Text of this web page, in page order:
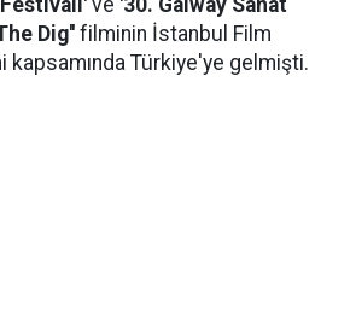
Dig'' filminin İstanbul Film
Türkiye'ye gelmişti.